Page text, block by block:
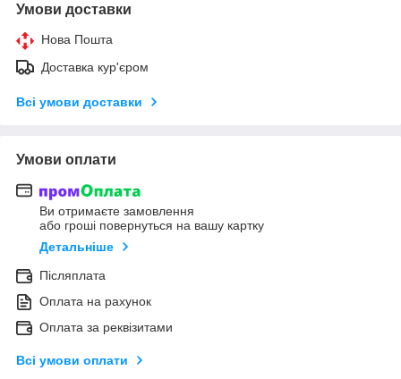
Умови доставки
Нова Пошта
Доставка кур'єром
Всі умови доставки
Умови оплати
Ви отримаєте замовлення
або гроші повернуться на вашу картку
Детальніше
Післяплата
Оплата на рахунок
Оплата за реквізитами
Всі умови оплати